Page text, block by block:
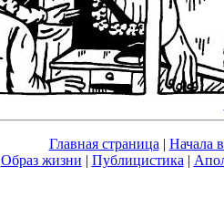
Главная страница | Начала
Образ жизни | Публицистика |